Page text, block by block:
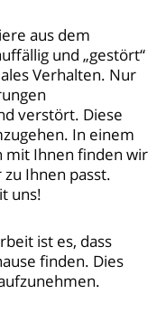
aus dem
und „gestört“
Verhalten. Nur
verstört. Diese
In einem
mit Ihnen finden wir
Ihnen passt.
uns!
ist es, dass
finden. Dies